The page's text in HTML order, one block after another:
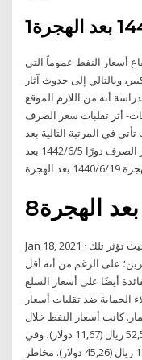
أسعار النفط عموماً التي
وبالتالي إلى حدوث آثار
أنه من اللازم الموقع
أثر تقلبات سعر الصرف
في المرتبة التالية بعد
معدلات الفائدة والتضخم، و تلعب أسعار الصرف دورًا 5‏‏/6‏‏/1442 بعد
1440 بعد الهجرة
Jan 18, 2021 · أيضا هناك أسباب تتعلق بتكاليف الإنتاج، حيث تؤثر تلك
على الرغم من أنه أقل
أيضًا على أسعار السلع
الحماية ضد تقلبات أسعار
كانت أسعار النفط خلال
الفترة (1960-1970) مستقرة تقريباً بحدود 52,5 ريال (11,67 دولار)، وفي
عام 1974 وصلت أسعار النفط إلى 160,67 ريال (45,26 دولار). مخاطر